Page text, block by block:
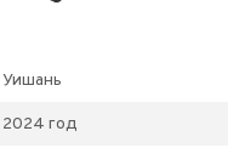
Уишань
2024 год